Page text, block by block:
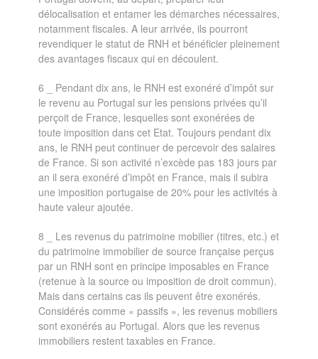
délocalisation et entamer les démarches nécessaires,
notamment fiscales. A leur arrivée, ils pourront
revendiquer le statut de RNH et bénéficier pleinement
des avantages fiscaux qui en découlent.
6 _ Pendant dix ans, le RNH est exonéré d’impôt sur
le revenu au Portugal sur les pensions privées qu’il
perçoit de France, lesquelles sont exonérées de
toute imposition dans cet Etat. Toujours pendant dix
ans, le RNH peut continuer de percevoir des salaires
de France. Si son activité n’excède pas 183 jours par
an il sera exonéré d’impôt en France, mais il subira
une imposition portugaise de 20% pour les activités à
haute valeur ajoutée.
8 _ Les revenus du patrimoine mobilier (titres, etc.) et
du patrimoine immobilier de source française perçus
par un RNH sont en principe imposables en France
(retenue à la source ou imposition de droit commun).
Mais dans certains cas ils peuvent être exonérés.
Considérés comme « passifs », les revenus mobiliers
sont exonérés au Portugal. Alors que les revenus
immobiliers restent taxables en France.